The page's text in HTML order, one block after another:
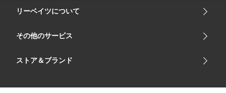
ビジネス・その他サービス
リーベイツについて
会社概要
サイトマップ
その他のサービス
楽天市場
ストア＆ブランド